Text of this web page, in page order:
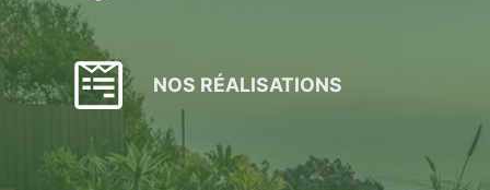
NOS RÉALISATIONS